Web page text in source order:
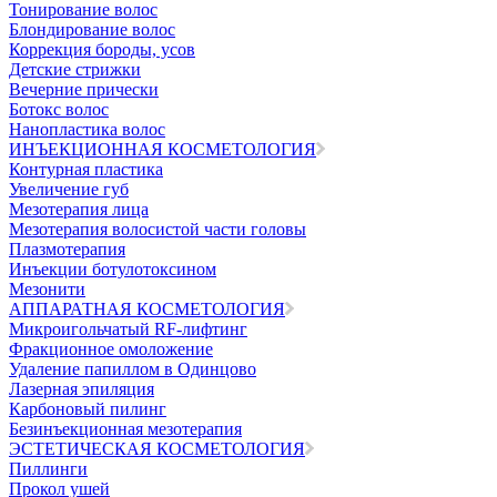
Тонирование волос
Блондирование волос
Коррекция бороды, усов
Детские стрижки
Вечерние прически
Ботокс волос
Нанопластика волос
ИНЪЕКЦИОННАЯ КОСМЕТОЛОГИЯ
Контурная пластика
Увеличение губ
Мезотерапия лица
Мезотерапия волосистой части головы
Плазмотерапия
Инъекции ботулотоксином
Мезонити
АППАРАТНАЯ КОСМЕТОЛОГИЯ
Микроигольчатый RF-лифтинг
Фракционное омоложение
Удаление папиллом в Одинцово
Лазерная эпиляция
Карбоновый пилинг
Безинъекционная мезотерапия
ЭСТЕТИЧЕСКАЯ КОСМЕТОЛОГИЯ
Пиллинги
Прокол ушей